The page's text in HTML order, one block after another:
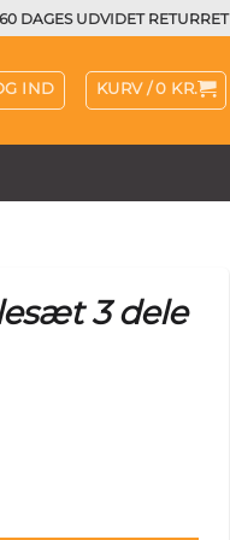
60 DAGES UDVIDET RETURRET
IND KURV /0 KR.
3 dele